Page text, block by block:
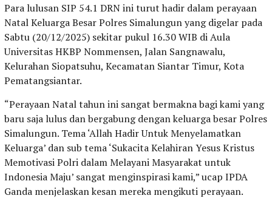
Para lulusan SIP 54.1 DRN ini turut hadir dalam perayaan
Natal Keluarga Besar Polres Simalungun yang digelar pada
Sabtu (20/12/2025) sekitar pukul 16.30 WIB di Aula
Universitas HKBP Nommensen, Jalan Sangnawalu,
Kelurahan Siopatsuhu, Kecamatan Siantar Timur, Kota
Pematangsiantar.
“Perayaan Natal tahun ini sangat bermakna bagi kami yang
baru saja lulus dan bergabung dengan keluarga besar Polres
Simalungun. Tema ‘Allah Hadir Untuk Menyelamatkan
Keluarga’ dan sub tema ‘Sukacita Kelahiran Yesus Kristus
Memotivasi Polri dalam Melayani Masyarakat untuk
Indonesia Maju’ sangat menginspirasi kami,” ucap IPDA
Ganda menjelaskan kesan mereka mengikuti perayaan.